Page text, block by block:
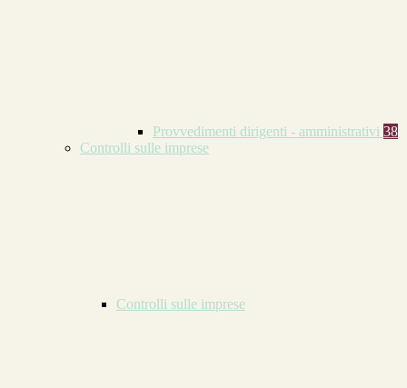
Provvedimenti dirigenti - amministrativi 38
Controlli sulle imprese
Controlli sulle imprese